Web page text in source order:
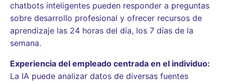
chatbots inteligentes pueden responder a preguntas
sobre desarrollo profesional y ofrecer recursos de
aprendizaje las 24 horas del día, los 7 días de la
semana.
Experiencia del empleado centrada en el individuo:
La IA puede analizar datos de diversas fuentes